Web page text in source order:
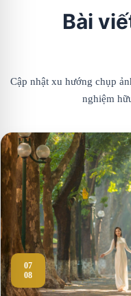
Bài
Cập nhật xu hướng chụp
nghiệm
07
08